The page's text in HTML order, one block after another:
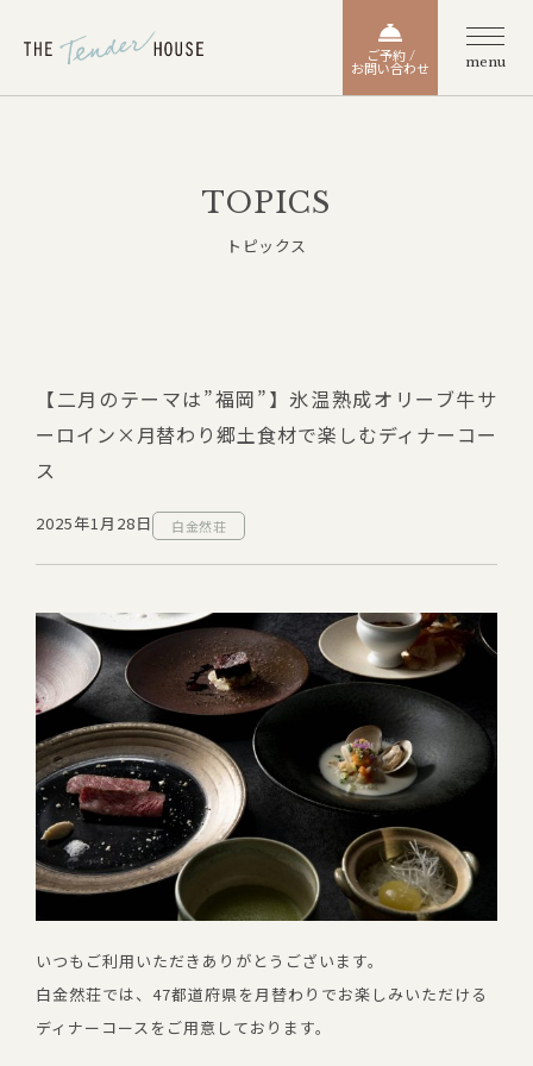
ご予約 /
お問い合わせ menu
TOPICS
トピックス
【二月のテーマは”福岡”】氷温熟成オリーブ牛サ
ーロイン×月替わり郷土食材で楽しむディナーコー
ス
2025年1月28日 白金然荘
いつもご利用いただきありがとうございます。
白金然荘では、47都道府県を月替わりでお楽しみいただける
ディナーコースをご用意しております。